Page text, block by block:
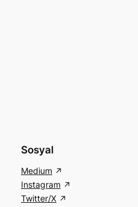
Sosyal
Medium
Instagram
Twitter/X